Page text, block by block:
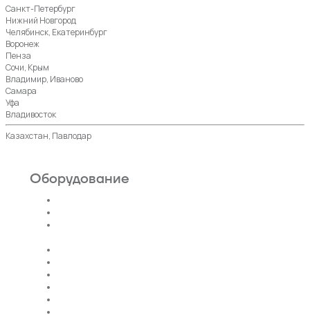
Санкт-Петербург
Нижний Новгород
Челябинск, Екатеринбург
Воронеж
Пенза
Сочи, Крым
Владимир, Иваново
Самара
Уфа
Владивосток
Казахстан, Павлодар
Оборудование